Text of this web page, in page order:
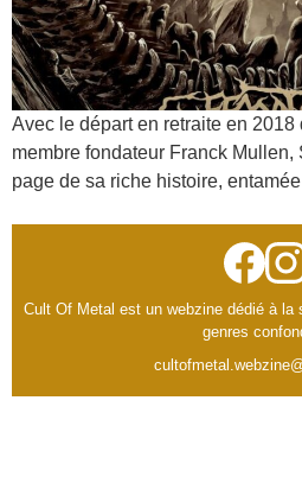
Avec le départ en retraite en 2018
membre fondateur Franck
page de sa riche histoire,
Cult Of Metal est un webzine dédié à la
genres